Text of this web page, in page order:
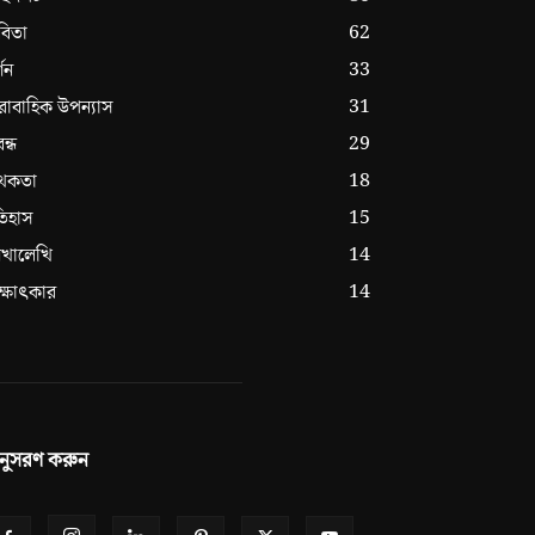
62
33
উপন্যাস
31
29
18
15
14
14
করুন